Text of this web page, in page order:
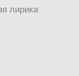
лирика